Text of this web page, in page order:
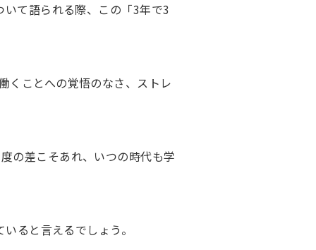
て語られる際、この「3年で3
くことへの覚悟のなさ、ストレ
の差こそあれ、いつの時代も学
ると言えるでしょう。